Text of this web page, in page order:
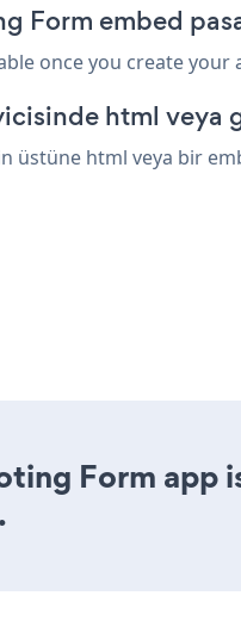
Form embed
once you create your
html veya
üstüne html veya bir
Form app